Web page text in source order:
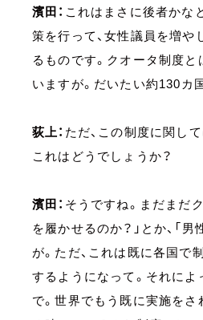
濱田： これはまさに後者かな
策を行って、女性議員を増や
るものです。クオータ制度
いますが。だいたい約130カ
荻上： ただ、この制度に関し
これはどうでしょうか？
濱田： そうですね。まだまだ
を履かせるのか？」とか、「
が。ただ、これは既に各国
するようになって。それに
で。世界でもう既に実施を